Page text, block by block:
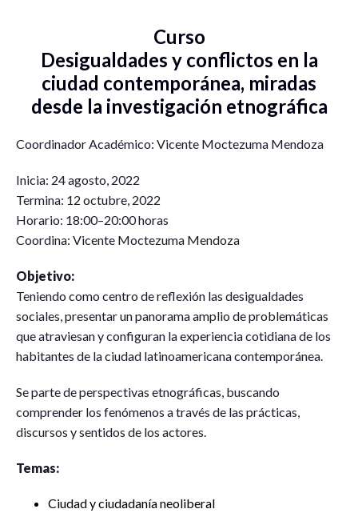
Curso
Desigualdades y conflictos en la
ciudad contemporánea, miradas
desde la investigación etnográfica
Coordinador Académico: Vicente Moctezuma Mendoza
Inicia: 24 agosto, 2022
Termina: 12 octubre, 2022
Horario: 18:00–20:00 horas
Coordina: Vicente Moctezuma Mendoza
Objetivo:
Teniendo como centro de reflexión las desigualdades
sociales, presentar un panorama amplio de problemáticas
que atraviesan y configuran la experiencia cotidiana de los
habitantes de la ciudad latinoamericana contemporánea.
Se parte de perspectivas etnográficas, buscando
comprender los fenómenos a través de las prácticas,
discursos y sentidos de los actores.
Temas:
Ciudad y ciudadanía neoliberal